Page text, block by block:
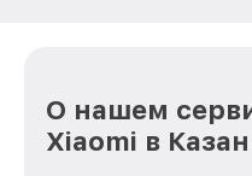
О нашем
Xiaomi в